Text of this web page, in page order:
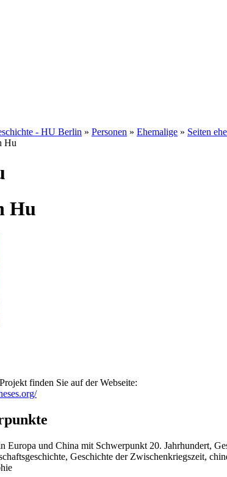
- HU Berlin » Personen » Ehemalige » Seiten
Hu
Hu
finden Sie auf der Webseite:
Europa und China mit Schwerpunkt 20. Jahrhundert,
Geschichte der Zwischenkriegszeit,